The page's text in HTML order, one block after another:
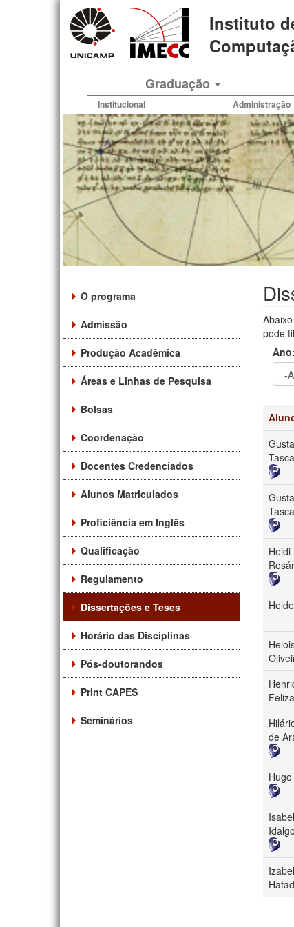
Instituto
Graduação
Institucional Administração
O programa
Admissão
Produção Acadêmica
Áreas e Linhas de Pesquisa
Bolsas
Coordenação
Docentes Credenciados
Alunos Matriculados
Proficiência em Inglês
Qualificação
Regulamento
Dissertações e Teses
Horário das Disciplinas
Pós-doutorandos
PrInt CAPES
Seminários
pode
Ano:
Tasca
Tasca
Heidi
de